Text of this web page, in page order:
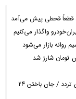
قطعاً قحطی پیش می‌آمد
واگذار می‌کنیم
پایان طرح ترافیکی اربعین پلیس با ثبت ۶۷ میلیون تردد / جان باختن ۲۴